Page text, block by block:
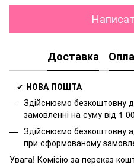
Доставка
✔ НОВА ПОШТА
Здійснюємо безкоштовну
замовленні на суму від 1
Здійснюємо безкоштовну
при сформованому
Увага! Комісію за переказ